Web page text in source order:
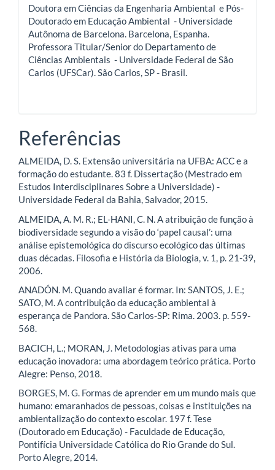
Doutora em Ciências da Engenharia Ambiental e Pós-
Doutorado em Educação Ambiental - Universidade
Autônoma de Barcelona. Barcelona, Espanha.
Professora Titular/Senior do Departamento de
Ciências Ambientais - Universidade Federal de São
Carlos (UFSCar). São Carlos, SP - Brasil.
Referências
ALMEIDA, D. S. Extensão universitária na UFBA: ACC e a
formação do estudante. 83 f. Dissertação (Mestrado em
Estudos Interdisciplinares Sobre a Universidade) -
Universidade Federal da Bahia, Salvador, 2015.
ALMEIDA, A. M. R.; EL-HANI, C. N. A atribuição de função à
biodiversidade segundo a visão do ‘papel causal’: uma
análise epistemológica do discurso ecológico das últimas
duas décadas. Filosofia e História da Biologia, v. 1, p. 21-39,
2006.
ANADÓN. M. Quando avaliar é formar. In: SANTOS, J. E.;
SATO, M. A contribuição da educação ambiental à
esperança de Pandora. São Carlos-SP: Rima. 2003. p. 559-
568.
BACICH, L.; MORAN, J. Metodologias ativas para uma
educação inovadora: uma abordagem teórico prática. Porto
Alegre: Penso, 2018.
BORGES, M. G. Formas de aprender em um mundo mais que
humano: emaranhados de pessoas, coisas e instituições na
ambientalização do contexto escolar. 197 f. Tese
(Doutorado em Educação) - Faculdade de Educação,
Pontifícia Universidade Católica do Rio Grande do Sul.
Porto Alegre, 2014.